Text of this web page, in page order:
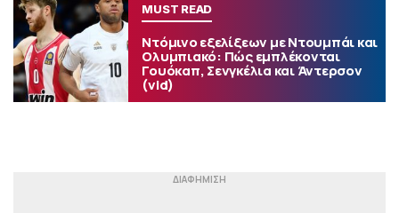
MUST READ
Ντόμινο εξελίξεων με Ντουμπάι και
Ολυμπιακό: Πώς εμπλέκονται
Γουόκαπ, Σενγκέλια και Άντερσον
(vid)